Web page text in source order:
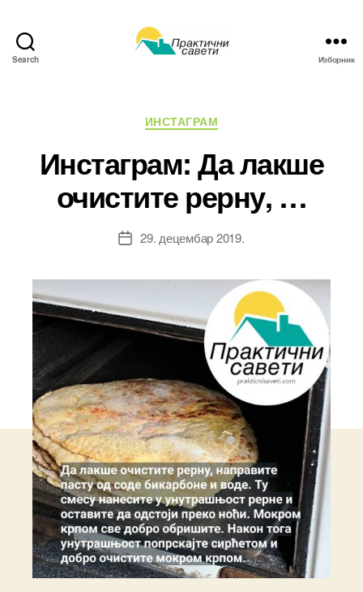
Search Изборник
Категорије
ИНСТАГРАМ
Инстаграм: Да лакше
очистите рерну, …
Датум29. децембар 2019.